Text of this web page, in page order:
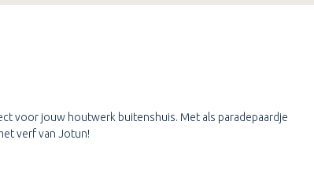
voor jouw houtwerk buitenshuis. Met als paradepaardje
verf van Jotun!